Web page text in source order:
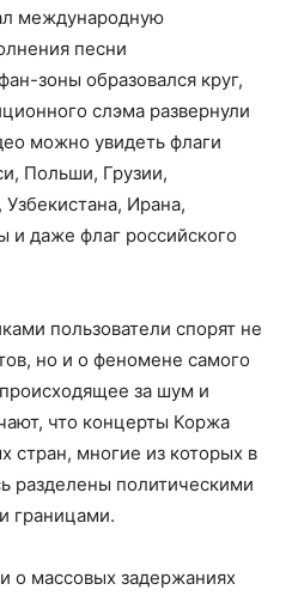
международную
песни
зоны образовался круг,
слэма развернули
можно увидеть флаги
Польши, Грузии,
Ирана,
и даже флаг российского
пользователи спорят не
но и о феномене самого
за шум и
что концерты Коржа
стран, многие из которых в
разделены политическими
границами.
о массовых задержаниях